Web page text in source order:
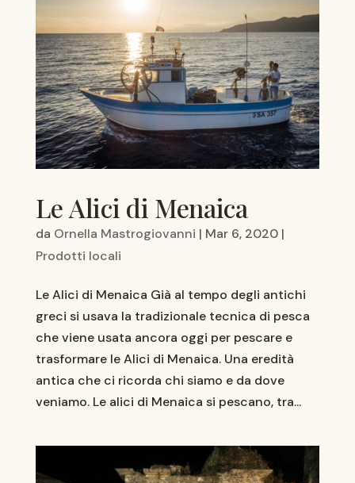
Le Alici di Menaica
da Ornella Mastrogiovanni | Mar 6, 2020|
Prodotti locali
Le Alici di Menaica Già al tempo degli antichi
greci si usava la tradizionale tecnica di pesca
che viene usata ancora oggi per pescare e
trasformare le Alici di Menaica. Una eredità
antica che ci ricorda chi siamo e da dove
veniamo. Le alici di Menaica si pescano, tra...